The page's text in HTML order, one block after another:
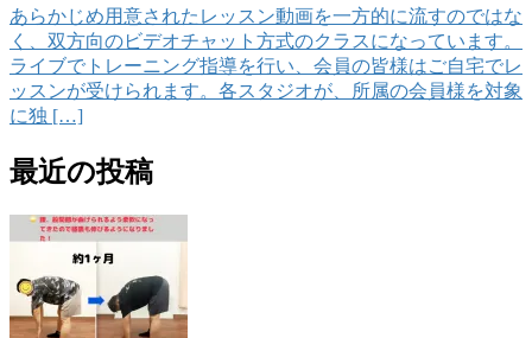
あらかじめ用意されたレッスン動画を一方的に流すのではな
く、双方向のビデオチャット方式のクラスになっています。
ライブでトレーニング指導を行い、会員の皆様はご自宅でレ
ッスンが受けられます。各スタジオが、所属の会員様を対象
に独 […]
最近の投稿